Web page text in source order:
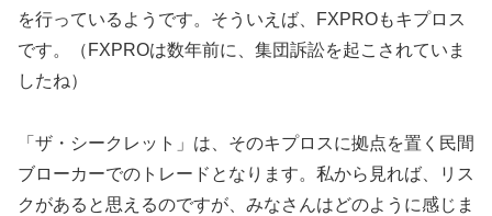
を行っているようです。そういえば、FXPROもキプロス
です。（FXPROは数年前に、集団訴訟を起こされていま
したね）
「ザ・シークレット」は、そのキプロスに拠点を置く民間
ブローカーでのトレードとなります。私から見れば、リス
クがあると思えるのですが、みなさんはどのように感じま